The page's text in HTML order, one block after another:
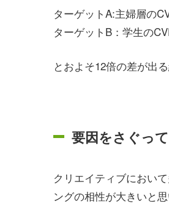
ターゲットA:主婦層の
ターゲットB：学生の
とおよそ12倍の差が出
要因をさぐっ
クリエイティブにおい
ングの相性が大きいと